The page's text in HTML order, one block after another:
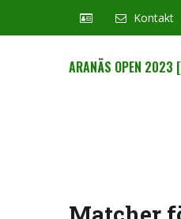
Kontakt
ARANÄS OPEN 2023